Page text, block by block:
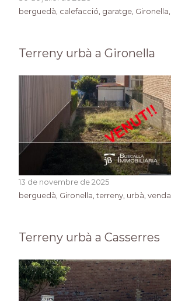
berguedà calefacció garatge Gironella
Terreny urbà a Gironella
13 de novembre de 2025
berguedà, Gironella, terreny, urbà, venda
Terreny urbà a Casserres